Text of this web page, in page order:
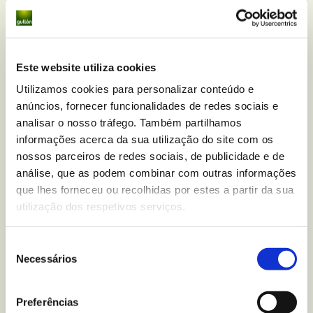
Este website utiliza cookies
Utilizamos cookies para personalizar conteúdo e
anúncios, fornecer funcionalidades de redes sociais e
analisar o nosso tráfego. Também partilhamos
informações acerca da sua utilização do site com os
nossos parceiros de redes sociais, de publicidade e de
análise, que as podem combinar com outras informações
que lhes forneceu ou recolhidas por estes a partir da sua
utilização dos respetivos serviços.
Necessários
Preferências
Durante o Dia dos Mortos, é possível apreciar as
tradições, como as caveiras, os disfarces coloridos,
Esta festa ocupa um lugar central na cultura
mexicana e é considerada praticamente como uma
segunda festa nacional do país. É uma oportunidade
única para mergulharmos na rica tradição e no
profundo respeito que o México tem pelos seus
antepassados e pelos seus entes queridos falecidos.
6. Índia
Embora achemos que é uma festa um pouco mais
também é celebrado noutros países mais longínquos